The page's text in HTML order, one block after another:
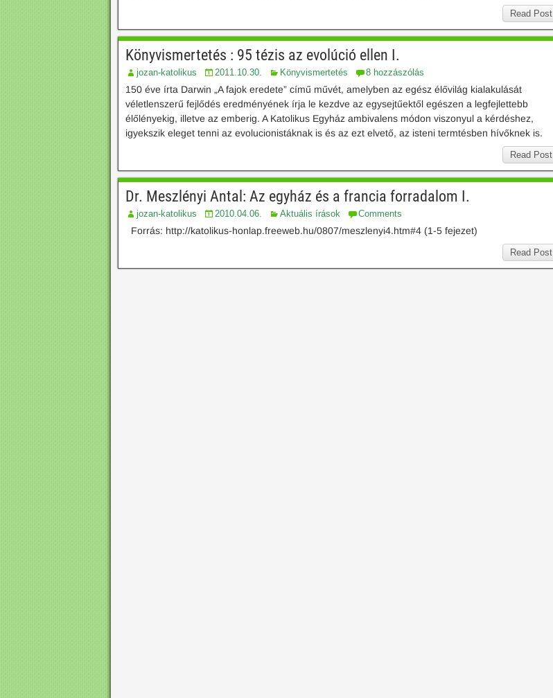
Read Post
Könyvismertetés : 95 tézis az evolúció ellen I.
jozan-katolikus 2011.10.30. Könyvismertetés 8 hozzászólás
150 éve írta Darwin „A fajok eredete” című művét, amelyben az egész élővilág kialakulását
véletlenszerű fejlődés eredményének írja le kezdve az egysejtűektől egészen a legfejlettebb
élőlényekig, illetve az emberig. A Katolikus Egyház ambivalens módon viszonyul a kérdéshez,
igyekszik eleget tenni az evolucionistáknak is és az ezt elvető, az isteni termtésben hívőknek is.
Read Post
Dr. Meszlényi Antal: Az egyház és a francia forradalom I.
jozan-katolikus 2010.04.06. Aktuális írások Comments
Forrás: http://katolikus-honlap.freeweb.hu/0807/meszlenyi4.htm#4 (1-5 fejezet)
Read Post